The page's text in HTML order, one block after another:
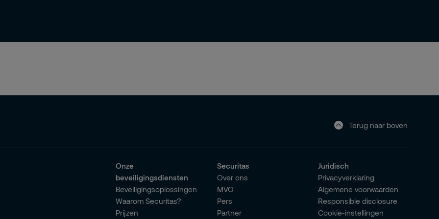
Terug naar boven
Onze
beveiligingsdiensten
Beveiligingsoplossingen
Waarom Securitas?
Prijzen
Securitas
Over ons
MVO
Pers
Partner
Juridisch
Privacyverklaring
Algemene voorwaarden
Responsible disclosure
Cookie-instellingen